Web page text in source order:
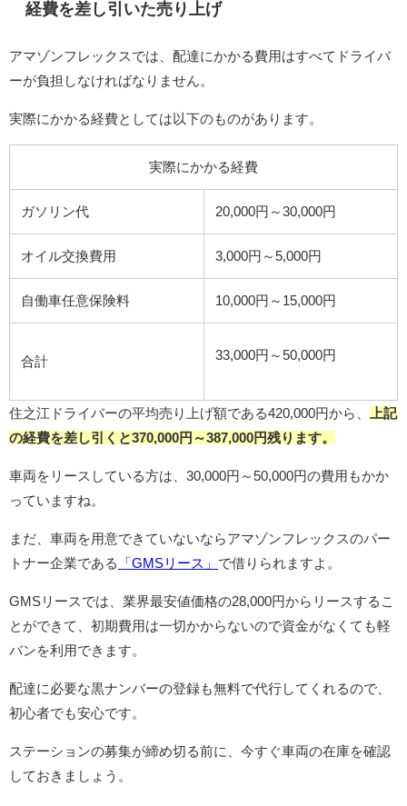
経費を差し引いた売り上げ
アマゾンフレックスでは、配達にかかる費用はすべてドライバ
ーが負担しなければなりません。
実際にかかる経費としては以下のものがあります。
実際にかかる経費
ガソリン代 20,000円～30,000円
オイル交換費用 3,000円～5,000円
自働車任意保険料 10,000円～15,000円
合計 33,000円～50,000円
住之江ドライバーの平均売り上げ額である420,000円から、
上記
の経費を差し引くと370,000円 ～387,000円残ります。
車両をリースしている方は、30,000円～50,000円の費用もかか
っていますね。
まだ、車両を用意できていないならアマゾンフレックスのパー
トナー企業である
「GMSリース」 で借りられますよ。
GMSリースでは、業界最安値価格の28,000円からリースするこ
とができて、初期費用は一切かからないので資金がなくても軽
バンを利用できます。
配達に必要な黒ナンバーの登録も無料で代行してくれるので、
初心者でも安心です。
ステーションの募集が締め切る前に、今すぐ車両の在庫を確認
しておきましょう。